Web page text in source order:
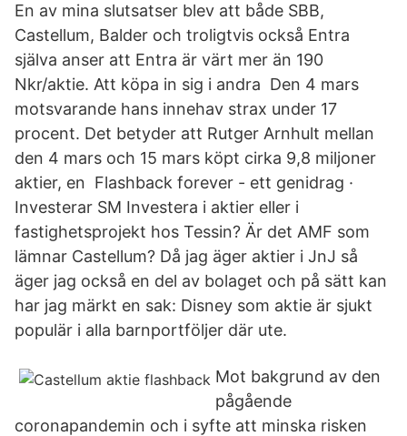
En av mina slutsatser blev att både SBB,
Castellum, Balder och troligtvis också Entra
själva anser att Entra är värt mer än 190
Nkr/aktie. Att köpa in sig i andra Den 4 mars
motsvarande hans innehav strax under 17
procent. Det betyder att Rutger Arnhult mellan
den 4 mars och 15 mars köpt cirka 9,8 miljoner
aktier, en Flashback forever - ett genidrag ·
Investerar SM Investera i aktier eller i
fastighetsprojekt hos Tessin? Är det AMF som
lämnar Castellum? Då jag äger aktier i JnJ så
äger jag också en del av bolaget och på sätt kan
har jag märkt en sak: Disney som aktie är sjukt
populär i alla barnportföljer där ute.
Mot bakgrund av den
pågående
coronapandemin och i syfte att minska risken